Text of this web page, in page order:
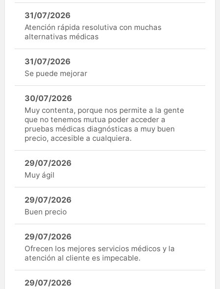
31/07/2026
Atención rápida resolutiva con muchas
alternativas médicas
31/07/2026
Se puede mejorar
30/07/2026
Muy contenta, porque nos permite a la gente
que no tenemos mutua poder acceder a
pruebas médicas diagnósticas a muy buen
precio, accesible a cualquiera.
29/07/2026
Muy ágil
29/07/2026
Buen precio
29/07/2026
Ofrecen los mejores servicios médicos y la
atención al cliente es impecable.
29/07/2026